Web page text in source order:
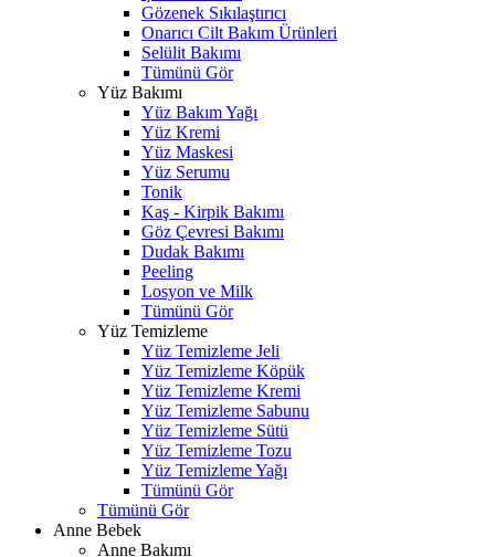
Gözenek Sıkılaştırıcı
Onarıcı Cilt Bakım Ürünleri
Selülit Bakımı
Tümünü Gör
Yüz Bakımı
Yüz Bakım Yağı
Yüz Kremi
Yüz Maskesi
Yüz Serumu
Tonik
Kaş - Kirpik Bakımı
Göz Çevresi Bakımı
Dudak Bakımı
Peeling
Losyon ve Milk
Tümünü Gör
Yüz Temizleme
Yüz Temizleme Jeli
Yüz Temizleme Köpük
Yüz Temizleme Kremi
Yüz Temizleme Sabunu
Yüz Temizleme Sütü
Yüz Temizleme Tozu
Yüz Temizleme Yağı
Tümünü Gör
Tümünü Gör
Anne Bebek
Anne Bakımı